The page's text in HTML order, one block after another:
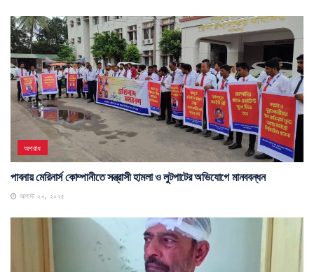
অপরাধ
পাবনায় মেরিনার্স কোম্পানীতে সন্ত্রাসী হামলা ও লুটপাটের অভিযোগে মানববন্ধন
আগস্ট ২০, ২০২৫